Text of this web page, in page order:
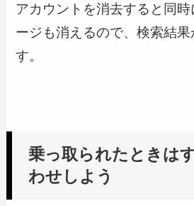
アカウントを消去すると同
ージも消えるので、検索結果
す。
乗っ取られたときは
わせしよう